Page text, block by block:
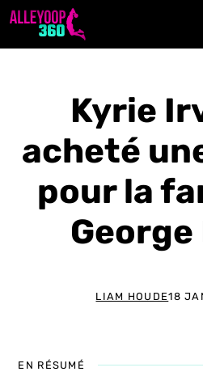
Aller
Kyrie
acheté
pour la
George
LIAM HOUDE18
EN RÉSUMÉ